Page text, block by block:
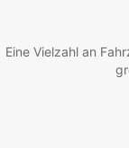
Eine Vielzahl an